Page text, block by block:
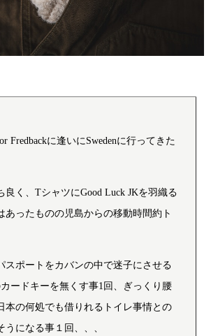
Fredbackに逢いにSwedenに行ってきた
良く、TシャツにGood Luck JKを羽織る
あったものの児島からの移動時間約ト
スポートをカバンの中で迷子にさせる
ードキーを無くす事1回、ぎっくり腰
本の何処でも借りれるトイレ事情との
うになる事１回、、、